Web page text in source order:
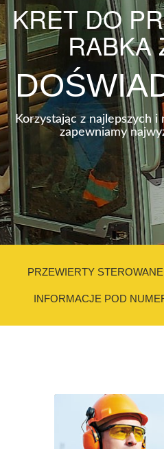
KRET DO
RABKA
Korzystając z najlepszych
zapewniamy
PRZEWIERTY
INFORMACJE POD